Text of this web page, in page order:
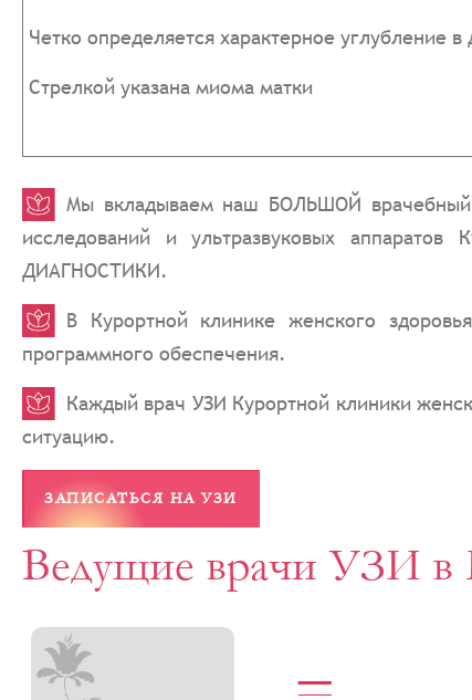
Четко определяется характерное углубление
Стрелкой указана миома матки
Мы вкладываем наш БОЛЬШОЙ врачебный
исследований и ультразвуковых
ДИАГНОСТИКИ.
В Курортной клинике женского
программного обеспечения.
Каждый врач УЗИ Курортной клиники
ситуацию.
ЗАПИСАТЬСЯ НА УЗИ
Ведущие врачи УЗИ в